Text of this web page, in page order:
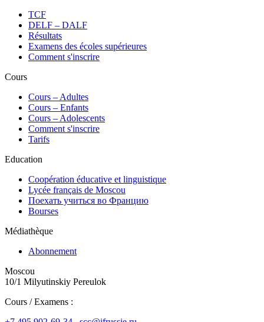
TCF
DELF – DALF
Résultats
Examens des écoles supérieures
Comment s'inscrire
Cours
Сours – Adultes
Cours – Enfants
Cours – Adolescents
Comment s'inscrire
Tarifs
Education
Coopération éducative et linguistique
Lycée français de Moscou
Поехать учиться во Францию
Bourses
Médiathèque
Abonnement
Moscou
10/1 Milyutinskiy Pereulok
Cours / Examens :